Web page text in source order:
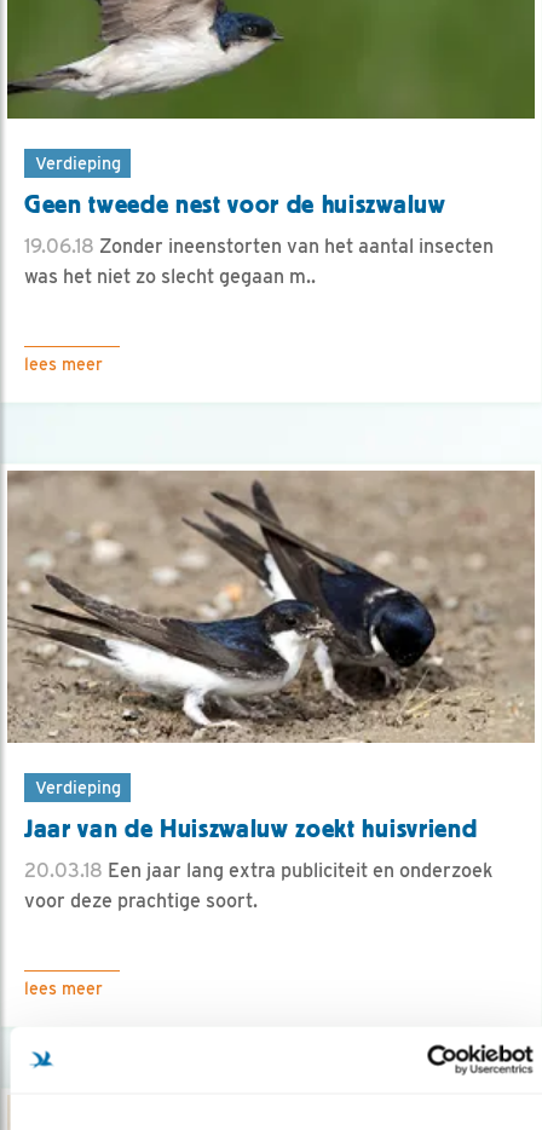
Verdieping
Geen tweede nest voor de huiszwaluw
19.06.18 Zonder ineenstorten van het aantal insecten
was het niet zo slecht gegaan m..
lees meer
Verdieping
Jaar van de Huiszwaluw zoekt huisvriend
20.03.18 Een jaar lang extra publiciteit en onderzoek
voor deze prachtige soort.
lees meer